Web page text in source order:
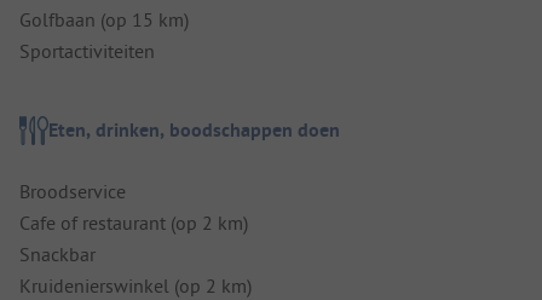
Golfbaan (op 15 km)
Sportactiviteiten
Eten, drinken, boodschappen doen
Broodservice
Cafe of restaurant (op 2 km)
Snackbar
Kruidenierswinkel (op 2 km)